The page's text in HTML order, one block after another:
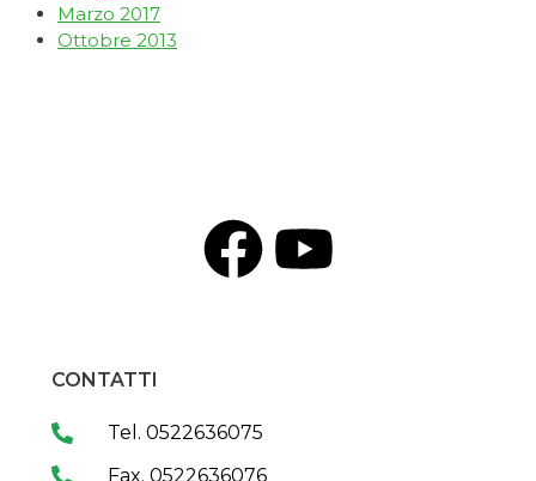
Marzo 2017
Ottobre 2013
CONTATTI
Tel. 0522636075
Fax. 0522636076